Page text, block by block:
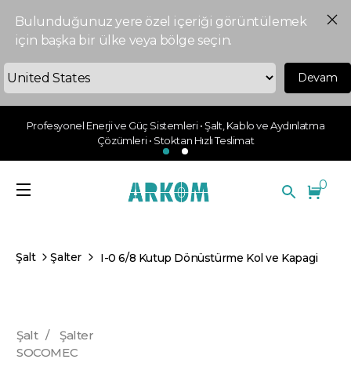
Bulunduğunuz yere özel içeriği görüntülemek
için başka bir ülke veya bölge seçin.
Devam
Profesyonel Enerji ve Güç Sistemleri • Şalt, Kablo ve Aydınlatma
Çözümleri • Stoktan Hızlı Teslimat
0
Şalt Şalter I-0 6/8 Kutup Dönüstürme Kol ve Kapagi
Şalt /
Şalter
SOCOMEC